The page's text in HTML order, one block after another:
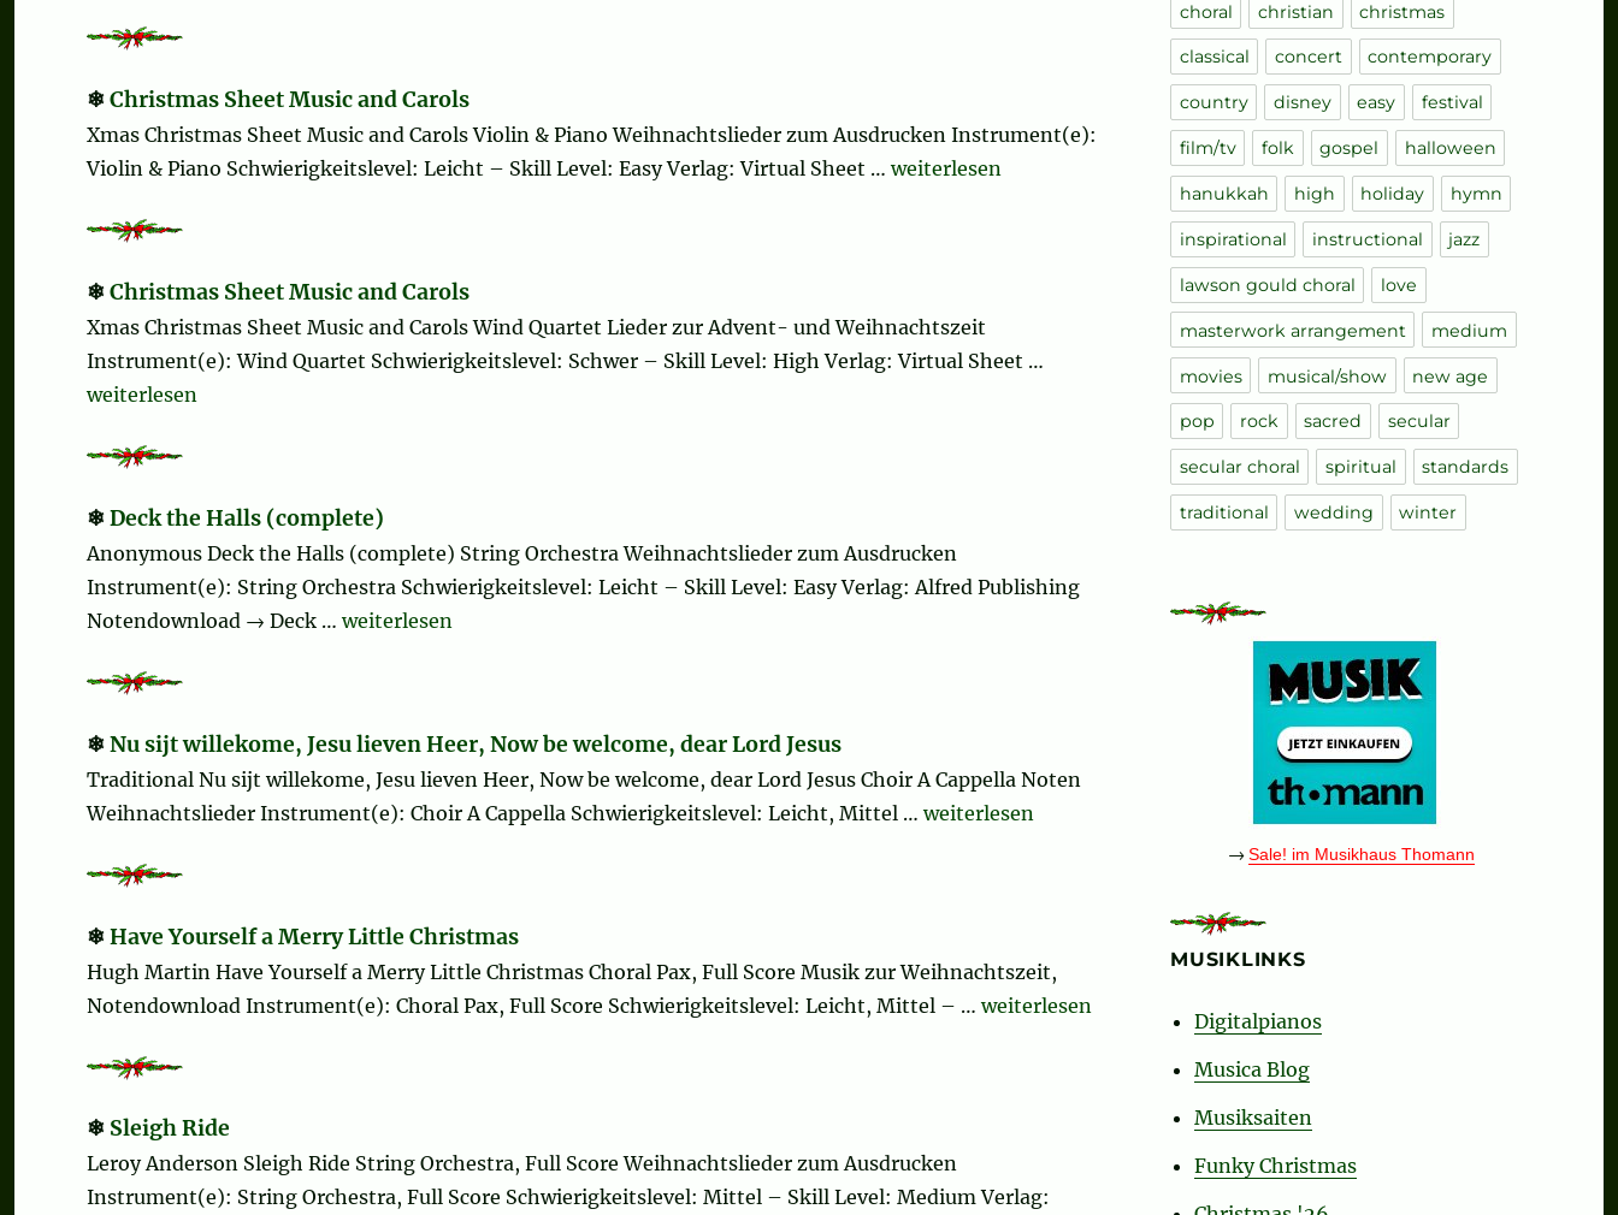
Christmas Sheet Music and Carols
Xmas Christmas Sheet Music and Carols Violin & Piano Weihnachtslieder zum Ausdrucken Instrument(e):
Violin & Piano Schwierigkeitslevel: Leicht – Skill Level: Easy Verlag: Virtual Sheet …„Christmas Sheet Music and Carols“
weiterlesen
Christmas Sheet Music and Carols
Xmas Christmas Sheet Music and Carols Wind Quartet Lieder zur Advent- und Weihnachtszeit
Instrument(e): Wind Quartet Schwierigkeitslevel: Schwer – Skill Level: High Verlag: Virtual Sheet …
„Christmas Sheet Music and Carols“
weiterlesen
Deck the Halls (complete)
Anonymous Deck the Halls (complete) String Orchestra Weihnachtslieder zum Ausdrucken
Instrument(e): String Orchestra Schwierigkeitslevel: Leicht – Skill Level: Easy Verlag: Alfred Publishing
Notendownload → Deck …„Deck the Halls (complete)“
weiterlesen
Nu sijt willekome, Jesu lieven Heer, Now be welcome, dear Lord Jesus
Traditional Nu sijt willekome, Jesu lieven Heer, Now be welcome, dear Lord Jesus Choir A Cappella Noten
Weihnachtslieder Instrument(e): Choir A Cappella Schwierigkeitslevel: Leicht, Mittel …„Nu sijt willekome, Jesu lieven Heer, Now be welcome, dear Lord Jesus“
weiterlesen
Have Yourself a Merry Little Christmas
Hugh Martin Have Yourself a Merry Little Christmas Choral Pax, Full Score Musik zur Weihnachtszeit,
Notendownload Instrument(e): Choral Pax, Full Score Schwierigkeitslevel: Leicht, Mittel – …„Have Yourself a Merry Little Christmas“
weiterlesen
Sleigh Ride
Leroy Anderson Sleigh Ride String Orchestra, Full Score Weihnachtslieder zum Ausdrucken
Instrument(e): String Orchestra, Full Score Schwierigkeitslevel: Mittel – Skill Level: Medium Verlag:
choral christian christmas
classical concert contemporary
country disney easy festival
film/tv folk gospel halloween
hanukkah high holiday hymn
inspirational instructional jazz
lawson gould choral love
masterwork arrangement medium
movies musical/show new age
pop rock sacred secular
secular choral spiritual standards
traditional wedding winter
→Sale! im Musikhaus Thomann
MUSIKLINKS
Digitalpianos
Musica Blog
Musiksaiten
Funky Christmas